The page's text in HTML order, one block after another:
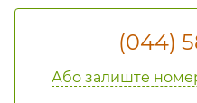
(044)
Або залиште